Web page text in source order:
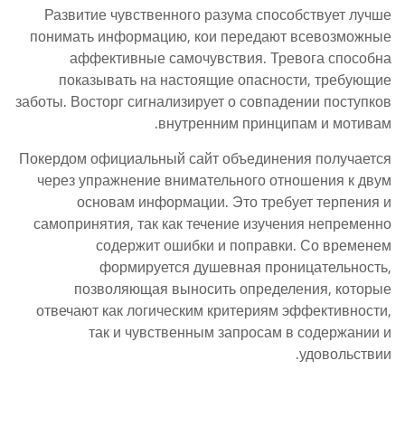
Развитие чувственного разума способствует лучше
понимать информацию, кои передают всевозможные
аффективные самочувствия. Тревога способна
показывать на настоящие опасности, требующие
заботы. Восторг сигнализирует о совпадении поступков
внутренним принципам и мотивам.
Покердом официальный сайт объединения получается
через упражнение внимательного отношения к двум
основам информации. Это требует терпения и
самопринятия, так как течение изучения непременно
содержит ошибки и поправки. Со временем
формируется душевная проницательность,
позволяющая выносить определения, которые
отвечают как логическим критериям эффективности,
так и чувственным запросам в содержании и
удовольствии.